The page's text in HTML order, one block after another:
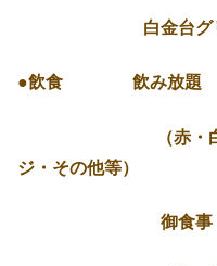
白金台グリーン
●飲食 飲み放題
（赤・白ワイン
ジ・その他等）
御食